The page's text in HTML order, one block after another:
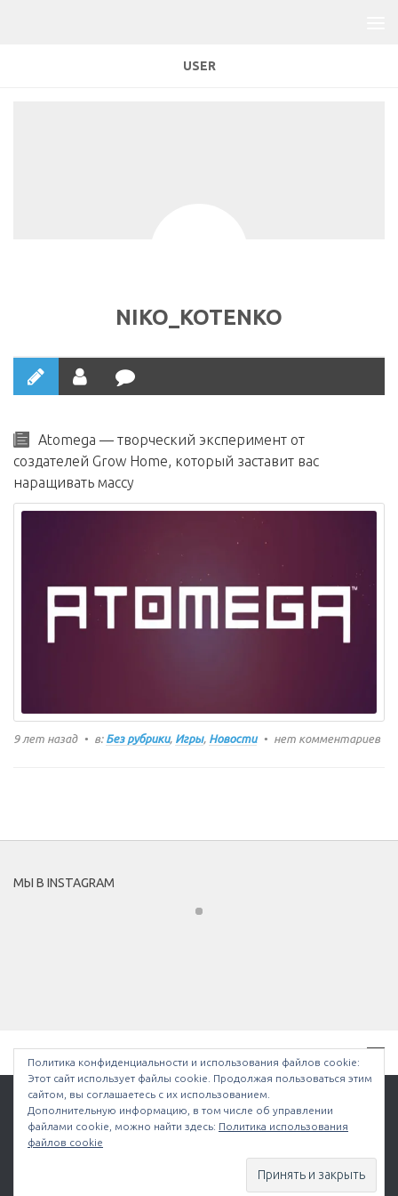
USER
NIKO_KOTENKO
Atomega — творческий эксперимент от
создателей Grow Home, который заставит вас
наращивать массу
9 лет назад в: Без рубрики, Игры, Новости нет комментариев
МЫ В INSTAGRAM
Bullethell.ru © 2026. Все права защищены.
Политика конфиденциальности и использования файлов сookie:
Этот сайт использует файлы cookie. Продолжая пользоваться этим
сайтом, вы соглашаетесь с их использованием.
Дополнительную информацию, в том числе об управлении
файлами cookie, можно найти здесь: Политика использования
файлов cookie